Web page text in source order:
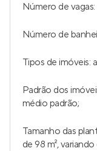
Número de vagas:
Número de
Tipos de imóveis:
Padrão dos
médio padrão;
Tamanho das
de 98 m², variando